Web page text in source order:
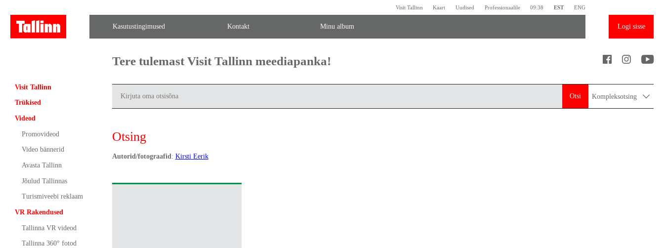
Visit Tallinn Kaart Uudised Professionaalile 09:38 EST ENG
Kasutustingimused Kontakt Minu album Logi sisse
Visit Tallinn
Trükised
Videod
Promovideod
Video bännerid
Avasta Tallinn
Jõulud Tallinnas
Turismiveebi reklaam
VR Rakendused
Tallinna VR videod
Tallinna 360° fotod
Tere tulemast Visit Tallinn meediapanka!
Otsi Kompleksotsing
Otsing
Autorid/fotograafid : Kirsti Eerik